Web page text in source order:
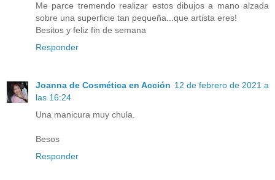
Me parce tremendo realizar estos dibujos a mano alzada
sobre una superficie tan pequeña...que artista eres!
Besitos y feliz fin de semana
Responder
Joanna de Cosmética en Acción 12 de febrero de 2021 a
las 16:24
Una manicura muy chula.
Besos
Responder